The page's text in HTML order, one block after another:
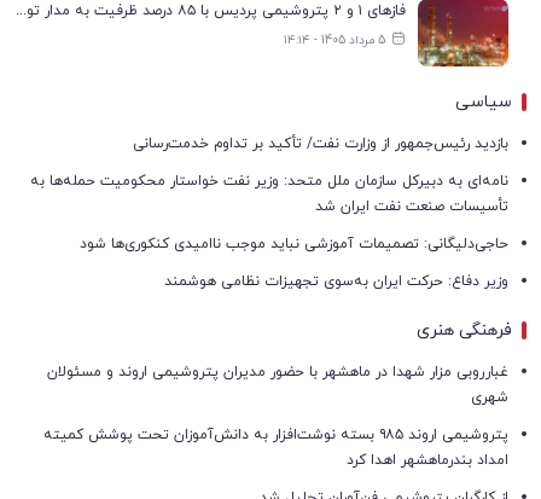
فازهای ۱ و ۲ پتروشیمی پردیس با ۸۵ درصد ظرفیت به مدار تولید بازگشتند
5 مرداد 1405 - ۱۴:۱۴
سیاسی
بازدید رئیس‌جمهور از وزارت نفت/ تأکید بر تداوم خدمت‌رسانی
نامه‌ای به دبیرکل سازمان ملل متحد: وزیر نفت خواستار محکومیت حمله‌ها به
تأسیسات صنعت نفت ایران شد
حاجی‌دلیگانی: تصمیمات آموزشی نباید موجب ناامیدی کنکوری‌ها شود
وزیر دفاع: حرکت ایران به‌سوی تجهیزات نظامی هوشمند
فرهنگی هنری
غبارروبی مزار شهدا در ماهشهر با حضور مدیران پتروشیمی اروند و مسئولان
شهری
پتروشیمی اروند ۹۸۵ بسته نوشت‌افزار به دانش‌آموزان تحت پوشش کمیته
امداد بندرماهشهر اهدا کرد